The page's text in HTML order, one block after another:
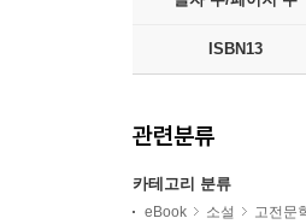
ISBN13
관련분류
카테고리 분류
eBook 소설 고전문